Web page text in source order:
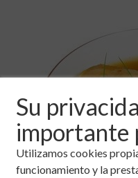
Su
importante
Utilizamos cookies
funcionamiento y la